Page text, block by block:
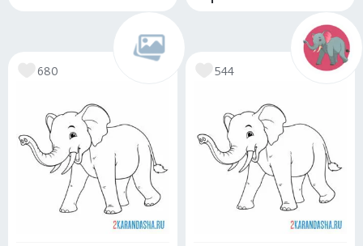
680 544